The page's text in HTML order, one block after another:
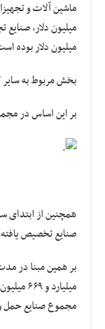
میلیون دلار بوده
بخش مربوط به سایر کالاها نیز در بخش صنایع
بر این اساس در
همچنین از ابتدای سال تا ۱۹ شهریور
صنایع تخصیص
بر همین مبنا در
مجموع صنایع حمل و نقل و خودرو ۴ میلیارد و ۶۶